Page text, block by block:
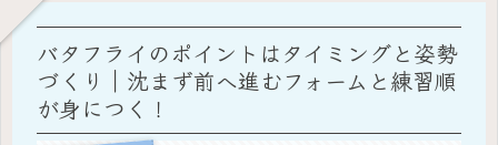
バタフライのポイントはタイミングと姿勢
づくり｜沈まず前へ進むフォームと練習順
が身につく！